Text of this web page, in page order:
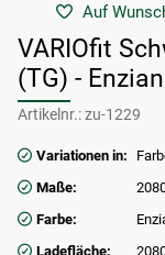
Auf
VARIOfit
(TG) -
Artikelnr.:zu-1229
Variationen in:
Maße:
Farbe:
Ladefläche: